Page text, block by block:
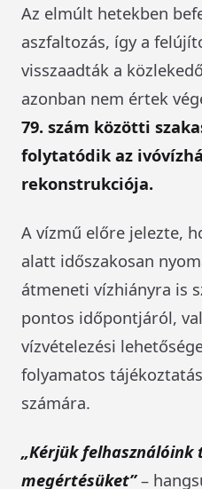
Az elmúlt hetekben
aszfaltozás, így a
visszaadták a
azonban nem értek
79. szám közötti
folytatódik az
rekonstrukciója.
A vízmű előre jelezte,
alatt időszakosan
átmeneti vízhiányra is
pontos időpontjáról,
vízvételezési
folyamatos
számára.
„Kérjük
megértésüket”–